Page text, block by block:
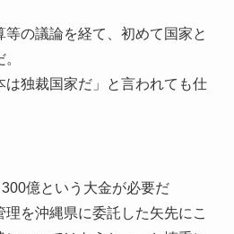
の議論を経て、初めて国家と
は独裁国家だ」と言われても仕
億という大金が必要だ
を沖縄県に委託した矢先にこ